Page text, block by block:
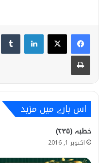
اس بارے میں مزید
خطبہ (۲۳۵)
اکتوبر 1, 2016